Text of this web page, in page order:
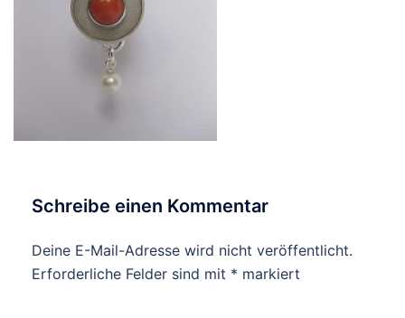
Schreibe einen Kommentar
Deine E-Mail-Adresse wird nicht veröffentlicht.
Erforderliche Felder sind mit * markiert